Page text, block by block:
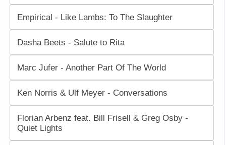
Empirical - Like Lambs: To The Slaughter
Dasha Beets - Salute to Rita
Marc Jufer - Another Part Of The World
Ken Norris & Ulf Meyer - Conversations
Florian Arbenz feat. Bill Frisell & Greg Osby -
Quiet Lights